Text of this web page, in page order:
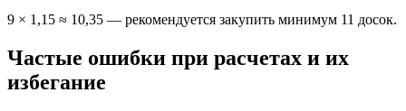
9 × 1,15 ≈ 10,35 — рекомендуется закупить минимум 11 досок.
Частые ошибки при расчетах и их
избегание